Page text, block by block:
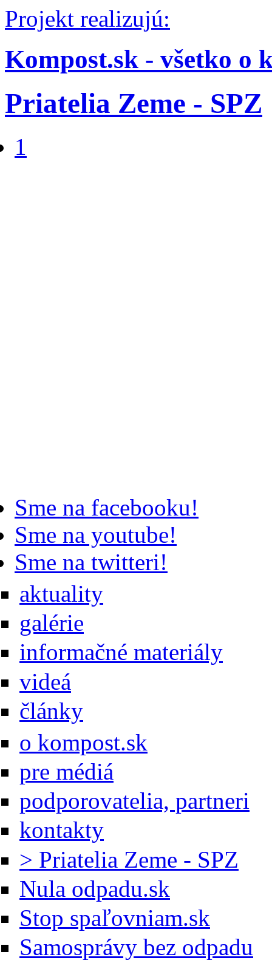
Projekt realizujú:
Kompost.sk - všetko o
Priatelia Zeme - SPZ
1
Sme na facebooku!
Sme na youtube!
Sme na twitteri!
aktuality
galérie
informačné materiály
videá
články
o kompost.sk
pre médiá
podporovatelia, partneri
kontakty
> Priatelia Zeme - SPZ
Nula odpadu.sk
Stop spaľovniam.sk
Samosprávy bez odpadu